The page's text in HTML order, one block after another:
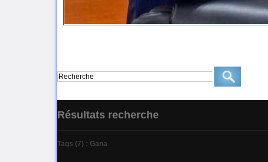
Résultats recherche
Tags (7) : Gana